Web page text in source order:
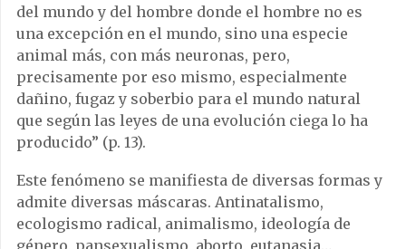
del mundo y del hombre donde el hombre no es
una excepción en el mundo, sino una especie
animal más, con más neuronas, pero,
precisamente por eso mismo, especialmente
dañino, fugaz y soberbio para el mundo natural
que según las leyes de una evolución ciega lo ha
producido” (p. 13).
Este fenómeno se manifiesta de diversas formas y
admite diversas máscaras. Antinatalismo,
ecologismo radical, animalismo, ideología de
género, pansexualismo, aborto, eutanasia…